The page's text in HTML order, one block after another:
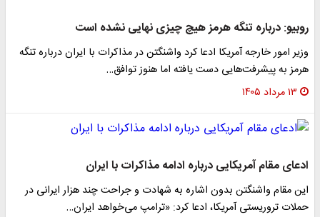
روبیو: درباره تنگه هرمز هیچ چیزی نهایی نشده است
وزیر امور خارجه آمریکا ادعا کرد واشنگتن در مذاکرات با ایران درباره تنگه
هرمز به پیشرفت‌هایی دست یافته اما هنوز توافق…
۱۳ مرداد ۱۴۰۵
ادعای مقام آمریکایی درباره ادامه مذاکرات با ایران
این مقام واشنگتن بدون اشاره به شهادت و جراحت چند هزار ایرانی در
حملات تروریستی آمریکا، ادعا کرد: «ترامپ می‌خواهد ایران…